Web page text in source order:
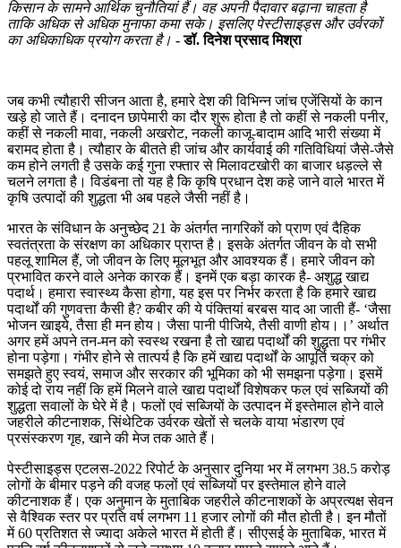
किसान के सामने आर्थिक चुनौतियां हैं। वह अपनी पैदावार बढ़ाना चाहता है
ताकि अधिक से अधिक मुनाफा कमा सके। इसलिए पेस्टीसाइड्स और उर्वरकों
का अधिकाधिक प्रयोग करता है। - डॉ. दिनेश प्रसाद मिश्रा
जब कभी त्यौहारी सीजन आता है, हमारे देश की विभिन्न जांच एजेंसियों के कान
खड़े हो जाते हैं। दनादन छापेमारी का दौर शुरू होता है तो कहीं से नकली पनीर,
कहीं से नकली मावा, नकली अखरोट, नकली काजू-बादाम आदि भारी संख्या में
बरामद होता है। त्यौहार के बीतते ही जांच और कार्यवाई की गतिविधियां जैसे-जैसे
कम होने लगती है उसके कई गुना रफ्तार से मिलावटखोरी का बाजार धड़ल्ले से
चलने लगता है। विडंबना तो यह है कि कृषि प्रधान देश कहे जाने वाले भारत में
कृषि उत्पादों की शुद्धता भी अब पहले जैसी नहीं है।
भारत के संविधान के अनुच्छेद 21 के अंतर्गत नागरिकों को प्राण एवं दैहिक
स्वतंत्रता के संरक्षण का अधिकार प्राप्त है। इसके अंतर्गत जीवन के वो सभी
पहलू शामिल हैं, जो जीवन के लिए मूलभूत और आवश्यक हैं। हमारे जीवन को
प्रभावित करने वाले अनेक कारक हैं। इनमें एक बड़ा कारक है- अशुद्ध खाद्य
पदार्थ। हमारा स्वास्थ्य कैसा होगा, यह इस पर निर्भर करता है कि हमारे खाद्य
पदार्थों की गुणवत्ता कैसी है? कबीर की ये पंक्तियां बरबस याद आ जाती हैं- ‘जैसा
भोजन खाइये, तैसा ही मन होय। जैसा पानी पीजिये, तैसी वाणी होय।।’ अर्थात
अगर हमें अपने तन-मन को स्वस्थ रखना है तो खाद्य पदार्थों की शुद्धता पर गंभीर
होना पड़ेगा। गंभीर होने से तात्पर्य है कि हमें खाद्य पदार्थों के आपूर्ति चक्र को
समझते हुए स्वयं, समाज और सरकार की भूमिका को भी समझना पड़ेगा। इसमें
कोई दो राय नहीं कि हमें मिलने वाले खाद्य पदार्थों विशेषकर फल एवं सब्जियों की
शुद्धता सवालों के घेरे में है। फलों एवं सब्जियों के उत्पादन में इस्तेमाल होने वाले
जहरीले कीटनाशक, सिंथेटिक उर्वरक खेतों से चलके वाया भंडारण एवं
प्रसंस्करण गृह, खाने की मेज तक आते हैं।
पेस्टीसाइड्स एटलस-2022 रिपोर्ट के अनुसार दुनिया भर में लगभग 38.5 करोड़
लोगों के बीमार पड़ने की वजह फलों एवं सब्जियों पर इस्तेमाल होने वाले
कीटनाशक हैं। एक अनुमान के मुताबिक जहरीले कीटनाशकों के अप्रत्यक्ष सेवन
से वैश्विक स्तर पर प्रति वर्ष लगभग 11 हजार लोगों की मौत होती है। इन मौतों
में 60 प्रतिशत से ज्यादा अकेले भारत में होती हैं। सीएसई के मुताबिक, भारत में